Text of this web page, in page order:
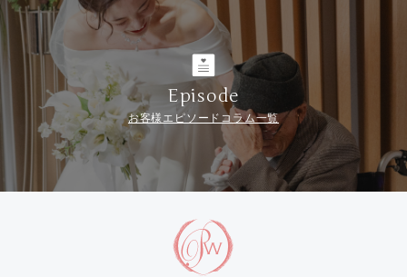
Episode
お客様エピソードコラム一覧